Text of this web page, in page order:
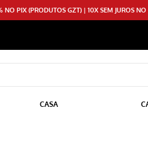
NO PIX (PRODUTOS GZT) | 10X SEM JUROS
CASA